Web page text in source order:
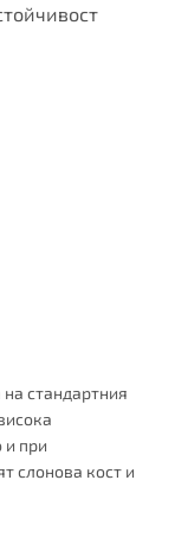
стандартния
и при
слонова кост и